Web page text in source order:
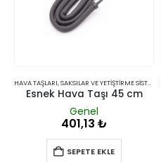
HAVA TAŞLARI,SAKSILAR VE YETIŞTIRME SISTEMLERI
Esnek Hava Taşı 45 cm
Genel
401,13 ₺
SEPETE EKLE